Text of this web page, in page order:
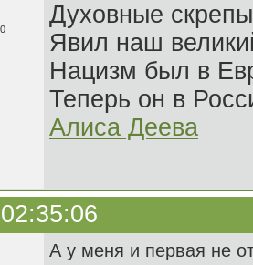
Духовные
Явил наш
Нацизм был в
Теперь он в
Алиса Деева
А у меня и первая не